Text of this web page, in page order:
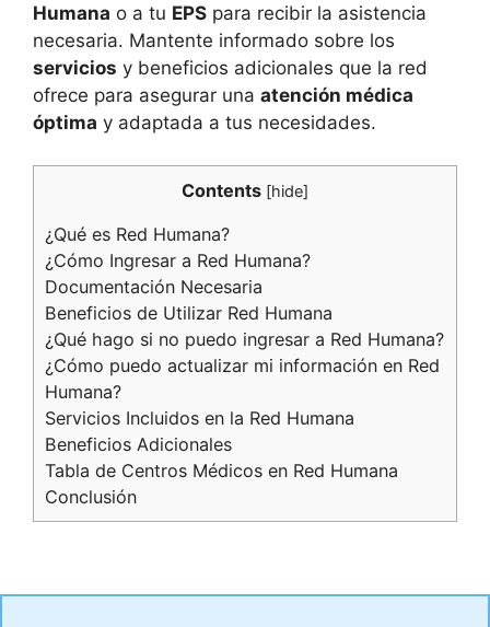
Humana o a tu EPS para recibir la asistencia
necesaria. Mantente informado sobre los
servicios y beneficios adicionales que la red
ofrece para asegurar una atención médica
óptima y adaptada a tus necesidades.
Contents [hide]
¿Qué es Red Humana?
¿Cómo Ingresar a Red Humana?
Documentación Necesaria
Beneficios de Utilizar Red Humana
¿Qué hago si no puedo ingresar a Red Humana?
¿Cómo puedo actualizar mi información en Red
Humana?
Servicios Incluidos en la Red Humana
Beneficios Adicionales
Tabla de Centros Médicos en Red Humana
Conclusión